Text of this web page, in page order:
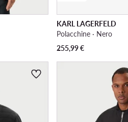
KARL LAGERFELD
Polacchine · Nero
255,99€